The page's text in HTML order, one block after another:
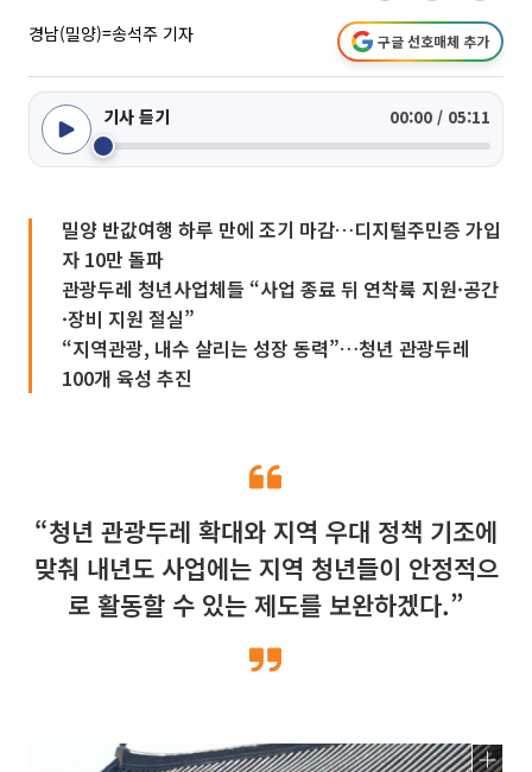
경남(밀양)=송석주 기자 구글 선호매체 추가
기사 듣기 00:00 / 05:11
밀양 반값여행 하루 만에 조기 마감…디지털주민증 가입
자 10만 돌파
관광두레 청년사업체들 “사업 종료 뒤 연착륙 지원·공간
·장비 지원 절실”
“지역관광, 내수 살리는 성장 동력”…청년 관광두레
100개 육성 추진
“청년 관광두레 확대와 지역 우대 정책 기조에
맞춰 내년도 사업에는 지역 청년들이 안정적으
로 활동할 수 있는 제도를 보완하겠다.”